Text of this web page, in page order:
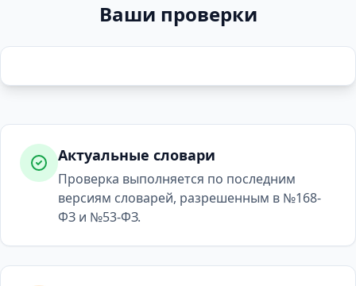
Ваши проверки
Актуальные словари
Проверка выполняется по последним
версиям словарей, разрешенным в №168-
ФЗ и №53-ФЗ.